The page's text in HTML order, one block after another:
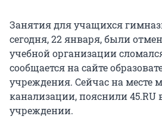
Занятия для учащихся
сегодня, 22 января, были
учебной организации
сообщается на сайте
учреждения. Сейчас на месте
канализации, пояснили 45.RU
учреждении.